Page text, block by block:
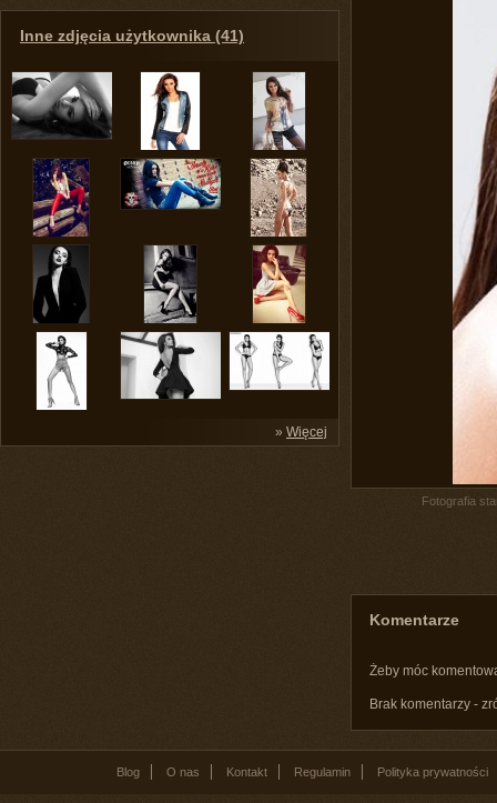
Inne zdjęcia użytkownika (41)
» Więcej
Fotografia
Komentarze
Żeby móc
Brak komentarzy -
Blog O nas Kontakt Regulamin Polityka prywatności